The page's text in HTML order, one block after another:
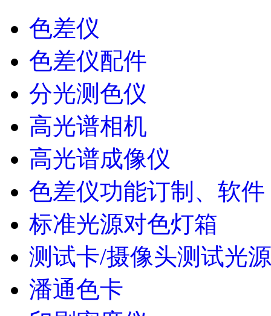
色差仪
色差仪配件
分光测色仪
高光谱相机
高光谱成像仪
色差仪功能订制、软件
标准光源对色灯箱
测试卡/摄像头测试光
潘通色卡